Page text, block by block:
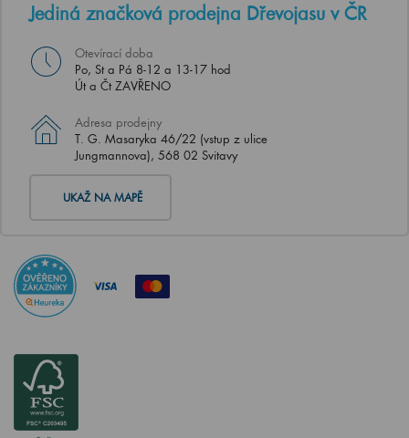
Jediná značková prodejna Dřevojasu v ČR
Otevírací doba
Po, St a Pá 8-12 a 13-17 hod
Út a Čt ZAVŘENO
Adresa prodejny
T. G. Masaryka 46/22 (vstup z ulice
Jungmannova), 568 02 Svitavy
UKAŽ NA MAPĚ